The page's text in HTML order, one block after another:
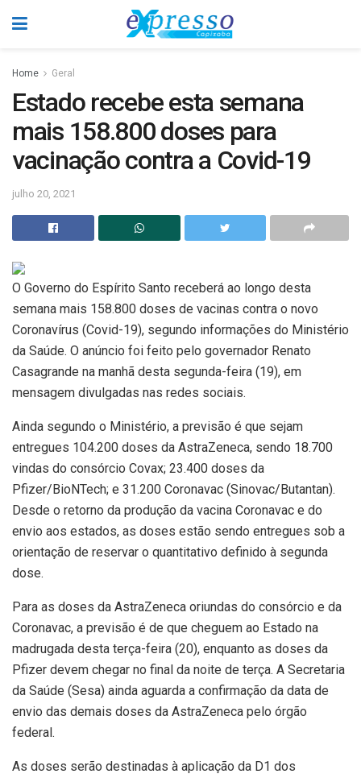
Home Geral
Estado recebe esta semana
mais 158.800 doses para
vacinação contra a Covid-19
julho 20, 2021
O Governo do Espírito Santo receberá ao longo desta
semana mais 158.800 doses de vacinas contra o novo
Coronavírus (Covid-19), segundo informações do Ministério
da Saúde. O anúncio foi feito pelo governador Renato
Casagrande na manhã desta segunda-feira (19), em
mensagem divulgadas nas redes sociais.
Ainda segundo o Ministério, a previsão é que sejam
entregues 104.200 doses da AstraZeneca, sendo 18.700
vindas do consórcio Covax; 23.400 doses da
Pfizer/BioNTech; e 31.200 Coronavac (Sinovac/Butantan).
Desde o retorno da produção da vacina Coronavac e do
envio aos estados, as doses estão sendo entregues sob a
orientação de reservar o quantitativo definido à segunda
dose.
Para as doses da AstraZeneca oriundas do consórcio e da
Coronavac, a previsão é de que cheguem ao Estado na
madrugada desta terça-feira (20), enquanto as doses da
Pfizer devem chegar no final da noite de terça. A Secretaria
da Saúde (Sesa) ainda aguarda a confirmação da data de
envio das demais doses da AstraZeneca pelo órgão
federal.
As doses serão destinadas à aplicação da D1 dos